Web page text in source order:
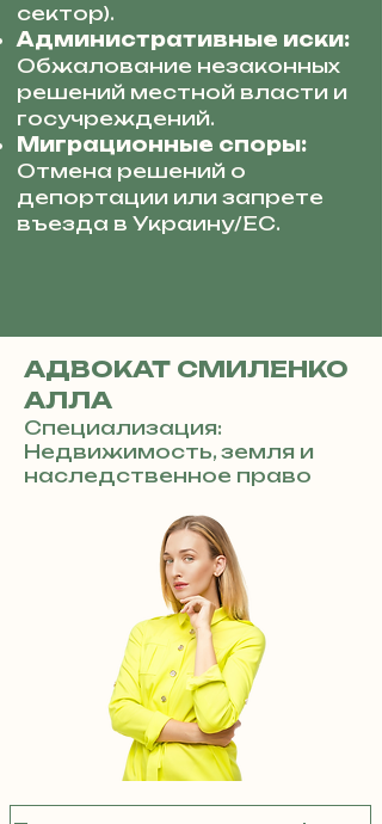
сектор).
Административные иски:
Обжалование незаконных
решений местной власти и
госучреждений.
Миграционные споры:
Отмена решений о
депортации или запрете
въезда в Украину/ЕС.
АДВОКАТ СМИЛЕНКО
АЛЛА
Специализация:
Недвижимость, земля и
наследственное право